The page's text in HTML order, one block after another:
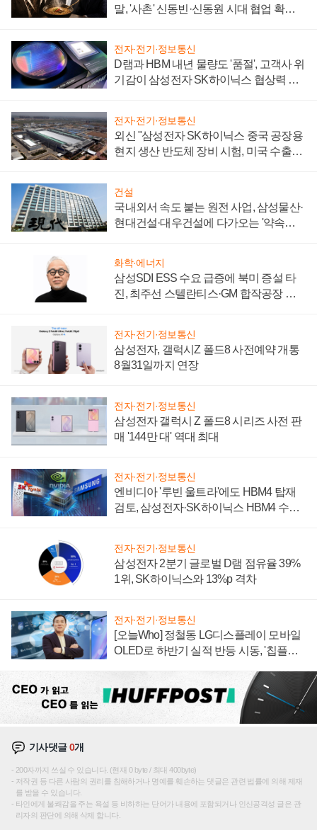
말, '사촌' 신동빈·신동원 시대 협업 확대
전자·전기·정보통신
D램과 HBM 내년 물량도 '품절', 고객사 위
기감이 삼성전자 SK하이닉스 협상력 더
전자·전기·정보통신
외신 "삼성전자 SK하이닉스 중국 공장용
현지 생산 반도체 장비 시험, 미국 수출통
건설
국내외서 속도 붙는 원전 사업, 삼성물산·
현대건설·대우건설에 다가오는 '약속의
화학·에너지
삼성SDI ESS 수요 급증에 북미 증설 타
진, 최주선 스텔란티스·GM 합작공장 건
전자·전기·정보통신
삼성전자, 갤럭시Z 폴드8 사전예약 개통
8월31일까지 연장
전자·전기·정보통신
삼성전자 갤럭시 Z 폴드8 시리즈 사전 판
매 '144만 대' 역대 최대
전자·전기·정보통신
엔비디아 '루빈 울트라'에도 HBM4 탑재
검토, 삼성전자·SK하이닉스 HBM4 수율
전자·전기·정보통신
삼성전자 2분기 글로벌 D램 점유율 39%
1위, SK하이닉스와 13%p 격차
전자·전기·정보통신
[오늘Who] 정철동 LG디스플레이 모바일
OLED로 하반기 실적 반등 시동, '칩플레
기사댓글0개
200자까지 쓰실 수 있습니다. (현재 0 byte / 최대 400byte)
저작권 등 다른 사람의 권리를 침해하거나 명예를 훼손하는 댓글은 관련 법률에 의해 제재
를 받을 수 있습니다.
타인에게 불쾌감을 주는 욕설 등 비하하는 단어가 내용에 포함되거나 인신공격성 글은 관
리자의 판단에 의해 삭제 합니다.